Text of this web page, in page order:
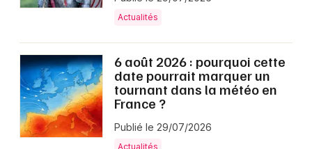
Actualités
6 août 2026 : pourquoi cette
date pourrait marquer un
tournant dans la météo en
France ?
Publié le 29/07/2026
Actualités